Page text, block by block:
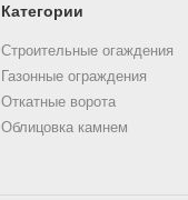
Категории
Строительные огаждения
Газонные ограждения
Откатные ворота
Облицовка камнем